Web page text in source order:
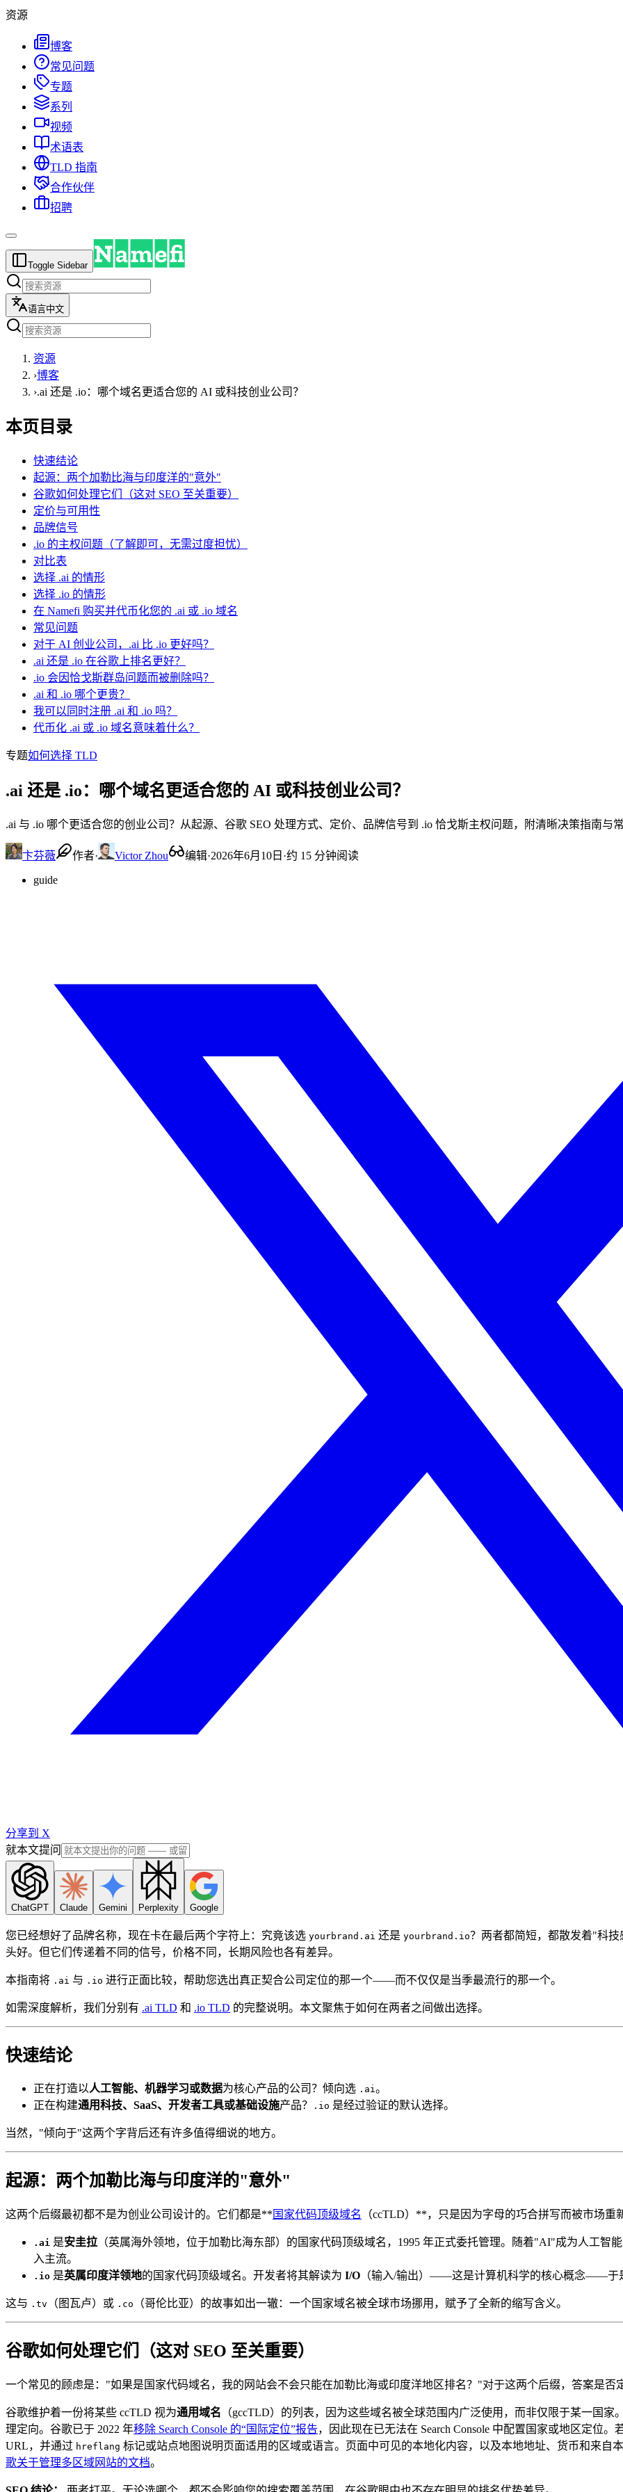
资源
博客
常见问题
专题
系列
视频
术语表
TLD 指南
合作伙伴
招聘
Toggle Sidebar
语言中文
资源
›博客
›.ai 还是 .io：哪个域名更适合您的 AI 或科技创业公司？
本页目录
快速结论
起源：两个加勒比海与印度洋的"意外"
谷歌如何处理它们（这对 SEO 至关重要）
定价与可用性
品牌信号
.io 的主权问题（了解即可，无需过度担忧）
对比表
选择 .ai 的情形
选择 .io 的情形
在 Namefi 购买并代币化您的 .ai 或 .io 域名
常见问题
对于 AI 创业公司，.ai 比 .io 更好吗？
.ai 还是 .io 在谷歌上排名更好？
.io 会因恰戈斯群岛问题而被删除吗？
.ai 和 .io 哪个更贵？
我可以同时注册 .ai 和 .io 吗？
代币化 .ai 或 .io 域名意味着什么？
专题如何选择 TLD
.ai 还是 .io：哪个域名更适合您的 AI 或科技创业公司？
.ai 与 .io 哪个更适合您的创业公司？从起源、谷歌 SEO 处理方式、定价、品牌信号到 .io 恰戈斯主权问题，附清晰决策指南与
卞芬薇 作者· Victor Zhou 编辑·2026年6月10日 ·约 15 分钟阅读
guide
分享到 X
就本文提问
ChatGPT Claude Gemini Perplexity Google
您已经想好了品牌名称，现在卡在最后两个字符上：究竟该选 yourbrand.ai 还是 yourbrand.io？两者都简短，都散发着"科
头好。但它们传递着不同的信号，价格不同，长期风险也各有差异。
本指南将 .ai 与 .io 进行正面比较，帮助您选出真正契合公司定位的那一个——而不仅仅是当季最流行的那一个。
如需深度解析，我们分别有 .ai TLD 和 .io TLD 的完整说明。本文聚焦于如何在两者之间做出选择。
快速结论
正在打造以人工智能、机器学习或数据为核心产品的公司？倾向选 .ai。
正在构建通用科技、SaaS、开发者工具或基础设施产品？ .io 是经过验证的默认选择。
当然，"倾向于"这两个字背后还有许多值得细说的地方。
起源：两个加勒比海与印度洋的"意外"
这两个后缀最初都不是为创业公司设计的。它们都是** 国家代码顶级域名 （ccTLD）**，只是因为字母的巧合拼写而被市场重
.ai 是安圭拉 （英属海外领地，位于加勒比海东部）的国家代码顶级域名，1995 年正式委托管理。随着"AI"成为人工智
入主流。
.io 是英属印度洋领地的国家代码顶级域名。开发者将其解读为 I/O （输入/输出）——这是计算机科学的核心概念——于
这与 .tv （图瓦卢）或 .co （哥伦比亚）的故事如出一辙：一个国家域名被全球市场挪用，赋予了全新的缩写含义。
谷歌如何处理它们（这对 SEO 至关重要）
一个常见的顾虑是："如果是国家代码域名，我的网站会不会只能在加勒比海或印度洋地区排名？"对于这两个后缀，答案是否
谷歌维护着一份将某些 ccTLD 视为通用域名 （gccTLD）的列表，因为这些域名被全球范围内广泛使用，而非仅限于某一国家。
理定向。谷歌已于 2022 年移除 Search Console 的“国际定位”报告，因此现在已无法在 Search Console 中配置国家或地区定位
URL，并通过 hreflang 标记或站点地图说明页面适用的区域或语言。页面中可见的本地化内容，以及本地地址、货币和来自
歌关于管理多区域网站的文档。